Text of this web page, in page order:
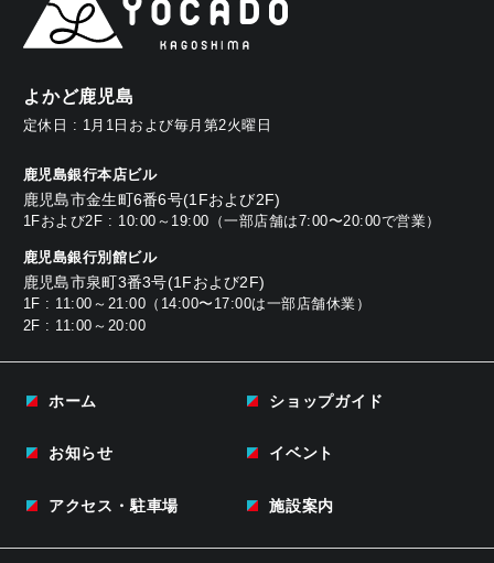
よかど鹿児島
定休日 : 1月1日および毎月第2火曜日
鹿児島銀行本店ビル
鹿児島市金生町6番6号(1Fおよび2F)
1Fおよび2F : 10:00～19:00（一部店舗は7:00〜20:00で営業）
鹿児島銀行別館ビル
鹿児島市泉町3番3号(1Fおよび2F)
1F : 11:00～21:00（14:00〜17:00は一部店舗休業）
2F : 11:00～20:00
ホーム ショップガイド
お知らせ イベント
アクセス・駐車場 施設案内